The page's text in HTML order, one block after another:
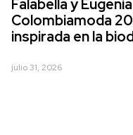
Falabella y
Colombiamoda
inspirada en la
julio 31, 2026